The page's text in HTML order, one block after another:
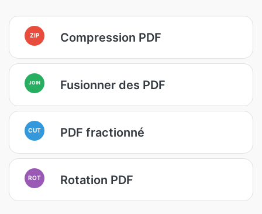
ZIP Compression PDF
JOIN Fusionner des PDF
CUT PDF fractionné
ROT Rotation PDF